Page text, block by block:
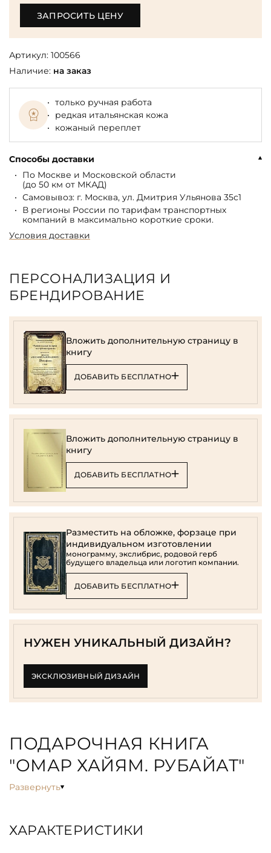
ЗАПРОСИТЬ ЦЕНУ
Артикул: 100566
Наличие: на заказ
только ручная работа
редкая итальянская кожа
кожаный переплет
Способы доставки
По Москве и Московской области
(до 50 км от МКАД)
Самовывоз: г. Москва, ул. Дмитрия Ульянова 35с1
В регионы России по тарифам транспортных
компаний в максимально короткие сроки.
Условия доставки
ПЕРСОНАЛИЗАЦИЯ И
БРЕНДИРОВАНИЕ
Вложить дополнительную страницу в
книгу
ДОБАВИТЬ БЕСПЛАТНО
Вложить дополнительную страницу в
книгу
ДОБАВИТЬ БЕСПЛАТНО
Разместить на обложке, форзаце при
индивидуальном изготовлении
монограмму, экслибрис, родовой герб
будущего владельца или логотип компании.
ДОБАВИТЬ БЕСПЛАТНО
НУЖЕН УНИКАЛЬНЫЙ ДИЗАЙН?
ЭКСКЛЮЗИВНЫЙ ДИЗАЙН
ПОДАРОЧНАЯ КНИГА
"ОМАР ХАЙЯМ. РУБАЙАТ"
Развернуть
ХАРАКТЕРИСТИКИ